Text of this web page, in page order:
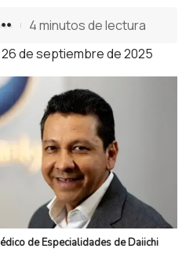
de septiembre de 2025
4 minutos de lectura
de Especialidades de Daiichi